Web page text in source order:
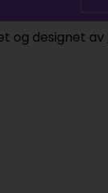
og designet av